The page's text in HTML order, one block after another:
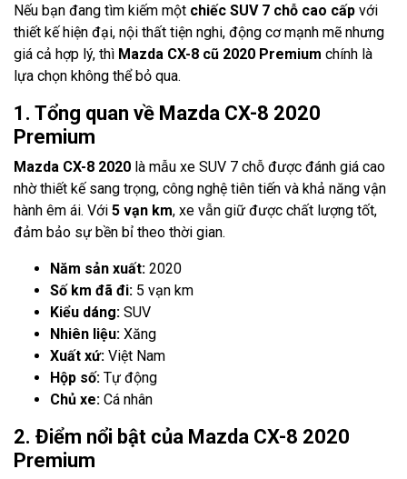
Nếu bạn đang tìm kiếm một chiếc SUV 7 chỗ cao cấp với
thiết kế hiện đại, nội thất tiện nghi, động cơ mạnh mẽ nhưng
giá cả hợp lý, thì Mazda CX-8 cũ 2020 Premium chính là
lựa chọn không thể bỏ qua.
1. Tổng quan về Mazda CX-8 2020
Premium
Mazda CX-8 2020 là mẫu xe SUV 7 chỗ được đánh giá cao
nhờ thiết kế sang trọng, công nghệ tiên tiến và khả năng vận
hành êm ái. Với 5 vạn km, xe vẫn giữ được chất lượng tốt,
đảm bảo sự bền bỉ theo thời gian.
Năm sản xuất: 2020
Số km đã đi: 5 vạn km
Kiểu dáng: SUV
Nhiên liệu: Xăng
Xuất xứ: Việt Nam
Hộp số: Tự động
Chủ xe: Cá nhân
2. Điểm nổi bật của Mazda CX-8 2020
Premium